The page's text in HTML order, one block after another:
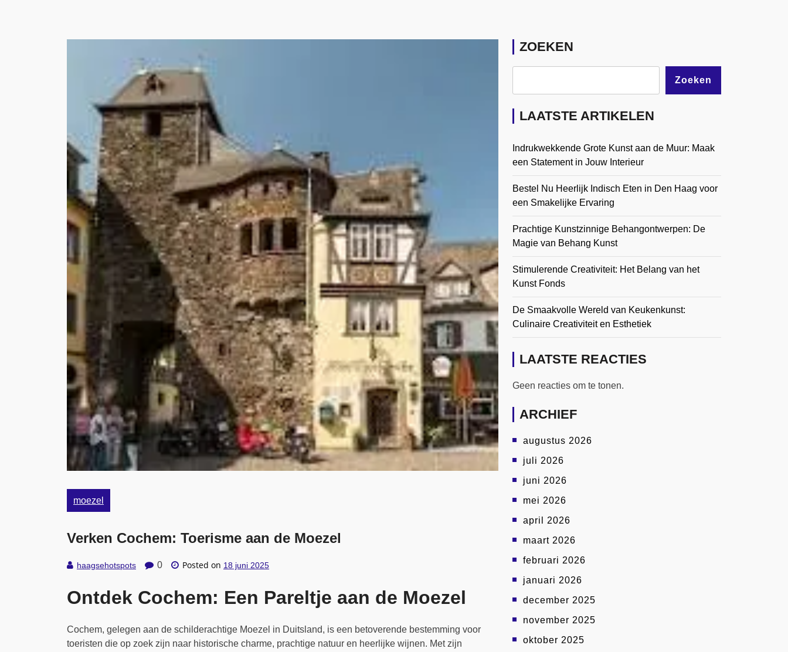
moezel
Verken Cochem: Toerisme aan de Moezel
haagsehotspots 0 Posted on 18 juni 2025
Ontdek Cochem: Een Pareltje aan de Moezel
Cochem, gelegen aan de schilderachtige Moezel in Duitsland, is een betoverende bestemming voor
toeristen die op zoek zijn naar historische charme, prachtige natuur en heerlijke wijnen. Met zijn
ZOEKEN
Zoeken
LAATSTE ARTIKELEN
Indrukwekkende Grote Kunst aan de Muur: Maak
een Statement in Jouw Interieur
Bestel Nu Heerlijk Indisch Eten in Den Haag voor
een Smakelijke Ervaring
Prachtige Kunstzinnige Behangontwerpen: De
Magie van Behang Kunst
Stimulerende Creativiteit: Het Belang van het
Kunst Fonds
De Smaakvolle Wereld van Keukenkunst:
Culinaire Creativiteit en Esthetiek
LAATSTE REACTIES
Geen reacties om te tonen.
ARCHIEF
augustus 2026
juli 2026
juni 2026
mei 2026
april 2026
maart 2026
februari 2026
januari 2026
december 2025
november 2025
oktober 2025